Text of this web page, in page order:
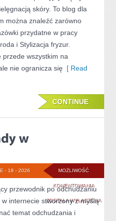
KROKU
skóry. To blog dla
można znaleźć zarówno
przydatne w pracy
i Stylizacja fryzur.
przede wszystkim na
nie ogranicza się [ Read
CONTINUE
MOŻLIWOŚĆ
KOMENTOWANIANOWINKI
I
TRENDY
ZOSTAŁA WYŁĄCZONA
- 18 - 2026
przewodnik po odchudzaniu
internecie stworzony z myślą
temat odchudzania i